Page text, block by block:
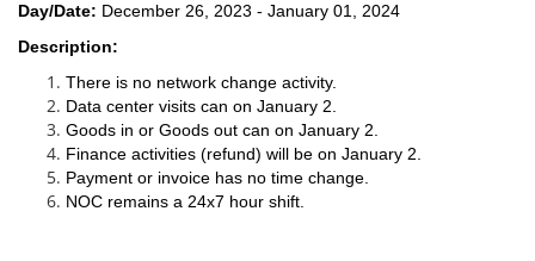
Day/Date: December 26, 2023 - January 01, 2024
Description:
There is no network change activity.
Data center visits can on January 2.
Goods in or Goods out can on January 2.
Finance activities (refund) will be on January 2.
Payment or invoice has no time change.
NOC remains a 24x7 hour shift.